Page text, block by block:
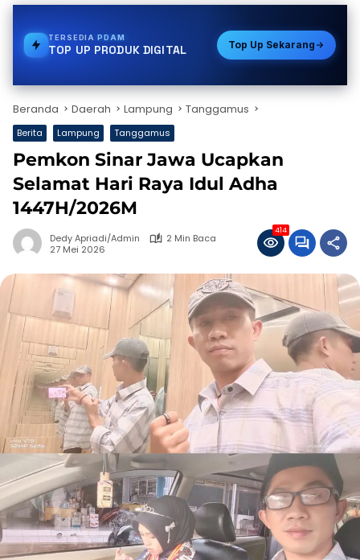
TERSEDIAVOUCHER GAME
TOP UP PRODUK DIGITAL Top Up Sekarang
Beranda Daerah Lampung Tanggamus
Berita Lampung Tanggamus
Pemkon Sinar Jawa Ucapkan
Selamat Hari Raya Idul Adha
1447H/2026M
Dedy Apriadi/Admin
2 Min Baca
27 Mei 2026
414